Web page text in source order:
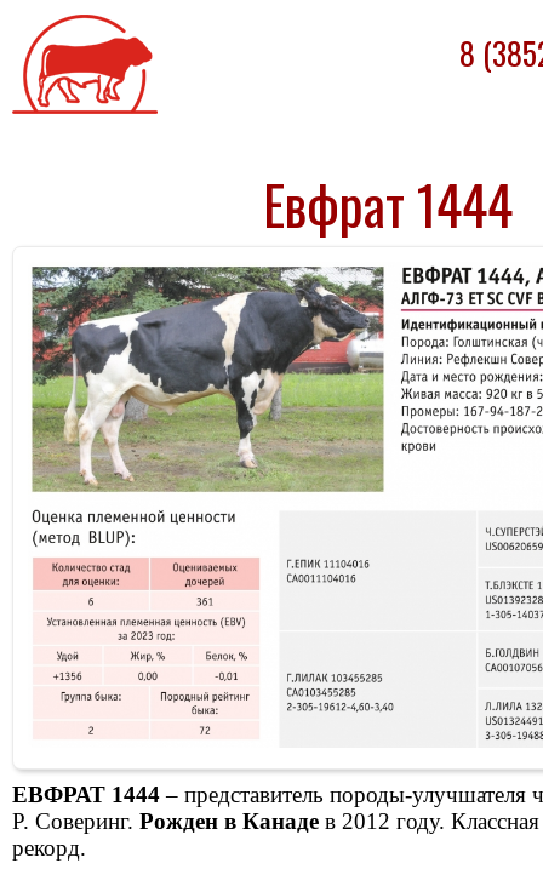
8
Евфрат 1444
ЕВФРАТ 1444– представитель породы-улучшателя
Р. Соверинг. Рожден в Канаде в 2012 году.
рекорд.